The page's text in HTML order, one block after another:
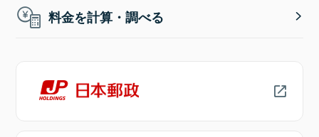
料金を計算・調べる